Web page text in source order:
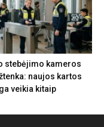
stebėjimo kameros
naujos kartos
veikia kitaip